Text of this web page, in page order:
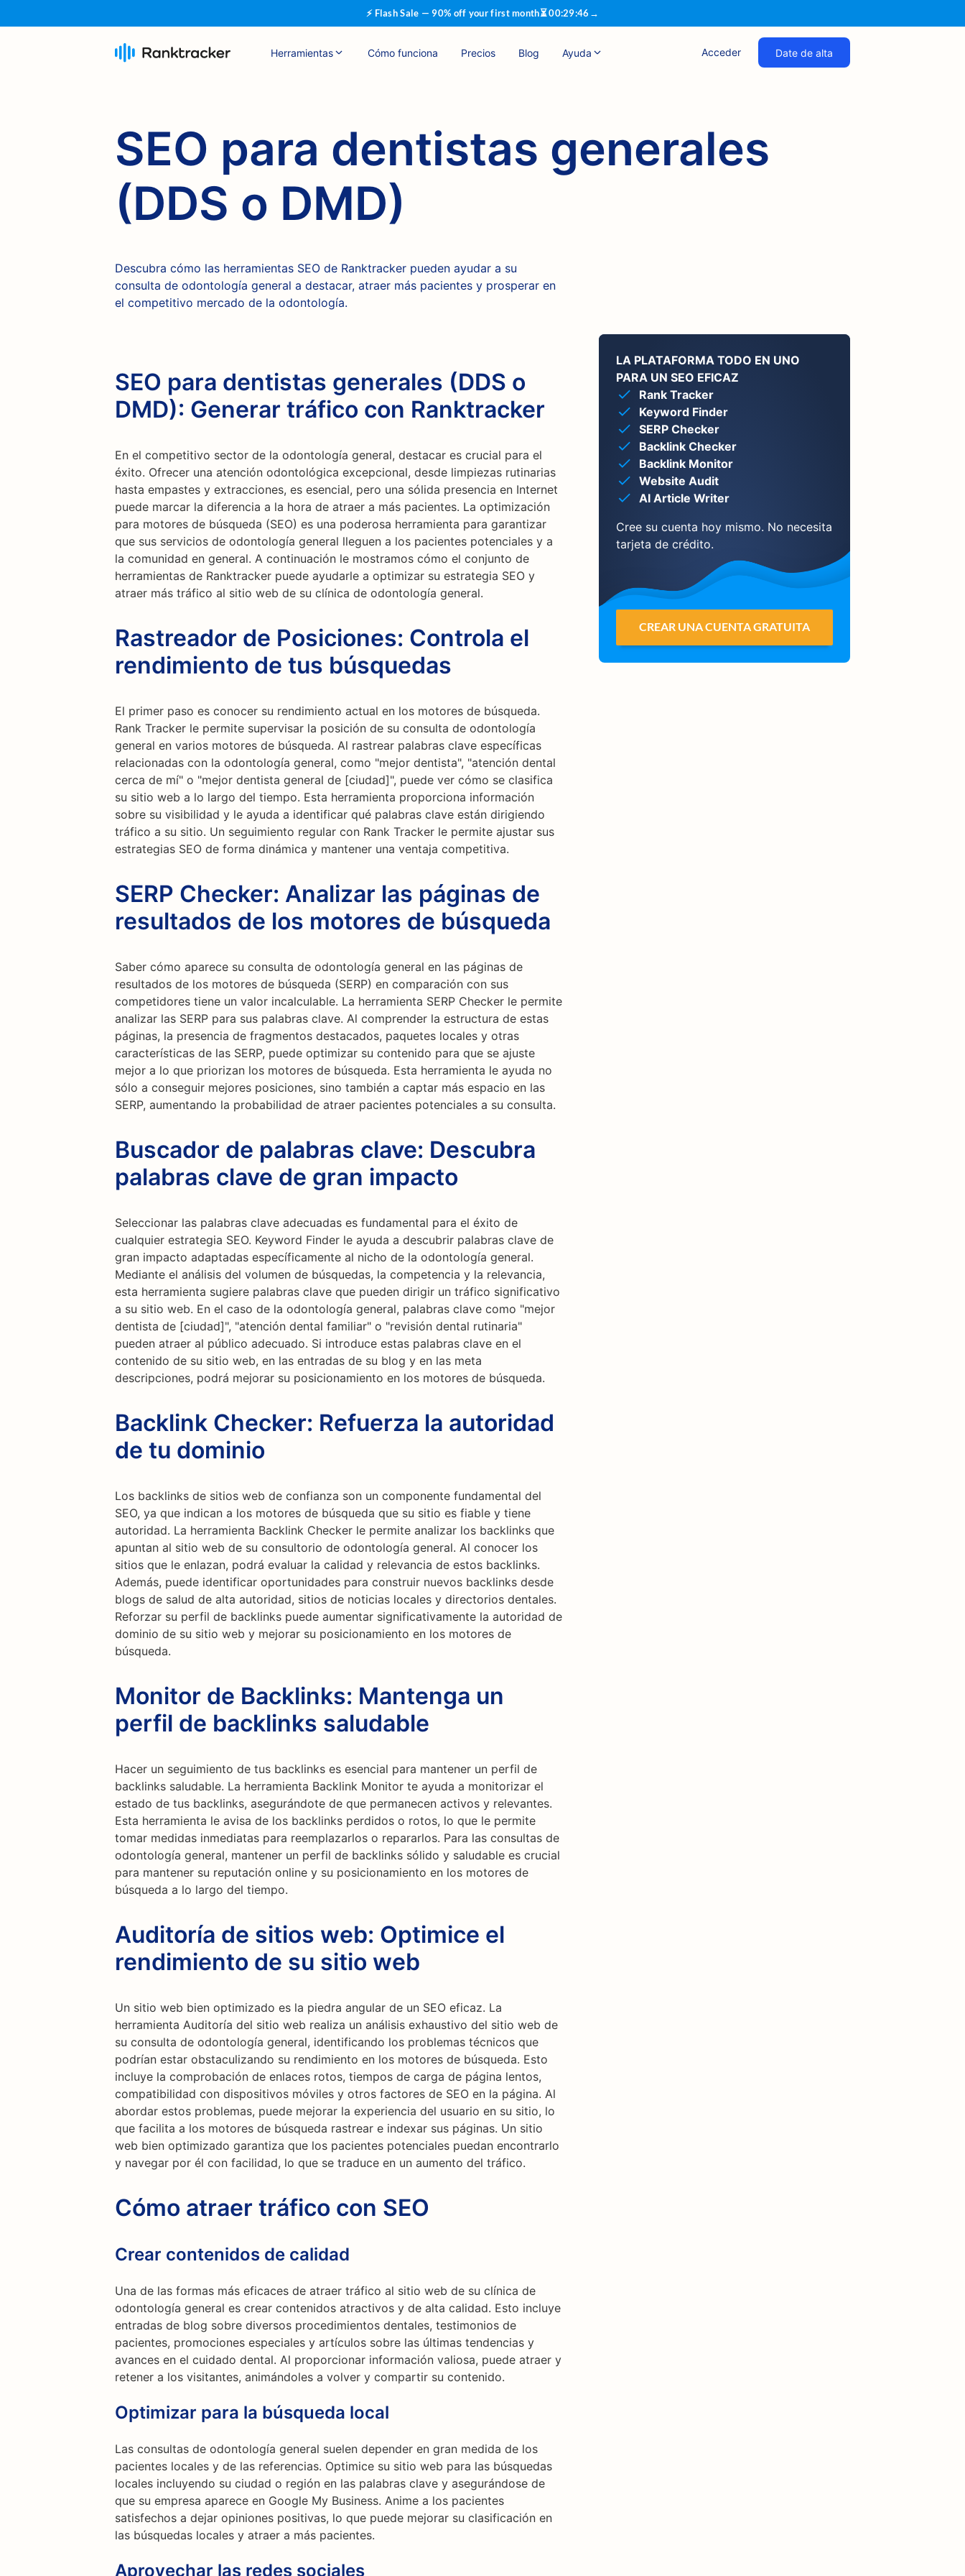
⚡ Flash Sale — 90% off your first month⏳00:29:45 →
Herramientas Cómo funciona Precios Blog Ayuda Acceder Date de alta
SEO para dentistas generales
(DDS o DMD)
Descubra cómo las herramientas SEO de Ranktracker pueden ayudar a su
consulta de odontología general a destacar, atraer más pacientes y prosperar en
el competitivo mercado de la odontología.
SEO para dentistas generales (DDS o
DMD): Generar tráfico con Ranktracker
En el competitivo sector de la odontología general, destacar es crucial para el
éxito. Ofrecer una atención odontológica excepcional, desde limpiezas rutinarias
hasta empastes y extracciones, es esencial, pero una sólida presencia en Internet
puede marcar la diferencia a la hora de atraer a más pacientes. La optimización
para motores de búsqueda (SEO) es una poderosa herramienta para garantizar
que sus servicios de odontología general lleguen a los pacientes potenciales y a
la comunidad en general. A continuación le mostramos cómo el conjunto de
herramientas de Ranktracker puede ayudarle a optimizar su estrategia SEO y
atraer más tráfico al sitio web de su clínica de odontología general.
Rastreador de Posiciones: Controla el
rendimiento de tus búsquedas
El primer paso es conocer su rendimiento actual en los motores de búsqueda.
Rank Tracker le permite supervisar la posición de su consulta de odontología
general en varios motores de búsqueda. Al rastrear palabras clave específicas
relacionadas con la odontología general, como "mejor dentista", "atención dental
cerca de mí" o "mejor dentista general de [ciudad]", puede ver cómo se clasifica
su sitio web a lo largo del tiempo. Esta herramienta proporciona información
sobre su visibilidad y le ayuda a identificar qué palabras clave están dirigiendo
tráfico a su sitio. Un seguimiento regular con Rank Tracker le permite ajustar sus
estrategias SEO de forma dinámica y mantener una ventaja competitiva.
SERP Checker: Analizar las páginas de
resultados de los motores de búsqueda
Saber cómo aparece su consulta de odontología general en las páginas de
resultados de los motores de búsqueda (SERP) en comparación con sus
competidores tiene un valor incalculable. La herramienta SERP Checker le permite
analizar las SERP para sus palabras clave. Al comprender la estructura de estas
páginas, la presencia de fragmentos destacados, paquetes locales y otras
características de las SERP, puede optimizar su contenido para que se ajuste
mejor a lo que priorizan los motores de búsqueda. Esta herramienta le ayuda no
sólo a conseguir mejores posiciones, sino también a captar más espacio en las
SERP, aumentando la probabilidad de atraer pacientes potenciales a su consulta.
Buscador de palabras clave: Descubra
palabras clave de gran impacto
Seleccionar las palabras clave adecuadas es fundamental para el éxito de
cualquier estrategia SEO. Keyword Finder le ayuda a descubrir palabras clave de
gran impacto adaptadas específicamente al nicho de la odontología general.
Mediante el análisis del volumen de búsquedas, la competencia y la relevancia,
esta herramienta sugiere palabras clave que pueden dirigir un tráfico significativo
a su sitio web. En el caso de la odontología general, palabras clave como "mejor
dentista de [ciudad]", "atención dental familiar" o "revisión dental rutinaria"
pueden atraer al público adecuado. Si introduce estas palabras clave en el
contenido de su sitio web, en las entradas de su blog y en las meta
descripciones, podrá mejorar su posicionamiento en los motores de búsqueda.
Backlink Checker: Refuerza la autoridad
de tu dominio
Los backlinks de sitios web de confianza son un componente fundamental del
SEO, ya que indican a los motores de búsqueda que su sitio es fiable y tiene
autoridad. La herramienta Backlink Checker le permite analizar los backlinks que
apuntan al sitio web de su consultorio de odontología general. Al conocer los
sitios que le enlazan, podrá evaluar la calidad y relevancia de estos backlinks.
Además, puede identificar oportunidades para construir nuevos backlinks desde
blogs de salud de alta autoridad, sitios de noticias locales y directorios dentales.
Reforzar su perfil de backlinks puede aumentar significativamente la autoridad de
dominio de su sitio web y mejorar su posicionamiento en los motores de
búsqueda.
Monitor de Backlinks: Mantenga un
perfil de backlinks saludable
Hacer un seguimiento de tus backlinks es esencial para mantener un perfil de
backlinks saludable. La herramienta Backlink Monitor te ayuda a monitorizar el
estado de tus backlinks, asegurándote de que permanecen activos y relevantes.
Esta herramienta le avisa de los backlinks perdidos o rotos, lo que le permite
tomar medidas inmediatas para reemplazarlos o repararlos. Para las consultas de
odontología general, mantener un perfil de backlinks sólido y saludable es crucial
para mantener su reputación online y su posicionamiento en los motores de
búsqueda a lo largo del tiempo.
Auditoría de sitios web: Optimice el
rendimiento de su sitio web
Un sitio web bien optimizado es la piedra angular de un SEO eficaz. La
herramienta Auditoría del sitio web realiza un análisis exhaustivo del sitio web de
su consulta de odontología general, identificando los problemas técnicos que
podrían estar obstaculizando su rendimiento en los motores de búsqueda. Esto
incluye la comprobación de enlaces rotos, tiempos de carga de página lentos,
compatibilidad con dispositivos móviles y otros factores de SEO en la página. Al
abordar estos problemas, puede mejorar la experiencia del usuario en su sitio, lo
que facilita a los motores de búsqueda rastrear e indexar sus páginas. Un sitio
web bien optimizado garantiza que los pacientes potenciales puedan encontrarlo
y navegar por él con facilidad, lo que se traduce en un aumento del tráfico.
Cómo atraer tráfico con SEO
Crear contenidos de calidad
Una de las formas más eficaces de atraer tráfico al sitio web de su clínica de
odontología general es crear contenidos atractivos y de alta calidad. Esto incluye
entradas de blog sobre diversos procedimientos dentales, testimonios de
pacientes, promociones especiales y artículos sobre las últimas tendencias y
avances en el cuidado dental. Al proporcionar información valiosa, puede atraer y
retener a los visitantes, animándoles a volver y compartir su contenido.
Optimizar para la búsqueda local
Las consultas de odontología general suelen depender en gran medida de los
pacientes locales y de las referencias. Optimice su sitio web para las búsquedas
locales incluyendo su ciudad o región en las palabras clave y asegurándose de
que su empresa aparece en Google My Business. Anime a los pacientes
satisfechos a dejar opiniones positivas, lo que puede mejorar su clasificación en
las búsquedas locales y atraer a más pacientes.
Aprovechar las redes sociales
LA PLATAFORMA TODO EN UNO
PARA UN SEO EFICAZ
Rank Tracker
Keyword Finder
SERP Checker
Backlink Checker
Backlink Monitor
Website Audit
AI Article Writer
Cree su cuenta hoy mismo. No necesita
tarjeta de crédito.
CREAR UNA CUENTA GRATUITA